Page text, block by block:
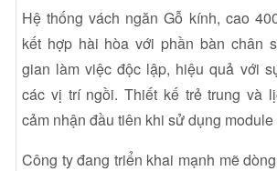
Hệ thống vách ngăn Gỗ kính, cao
kết hợp hài hòa với phần bàn chân
gian làm việc độc lập, hiệu quả với
các vị trí ngồi. Thiết kế trẻ trung và
cảm nhận đầu tiên khi sử dụng module
Công ty đang triển khai mạnh mẽ